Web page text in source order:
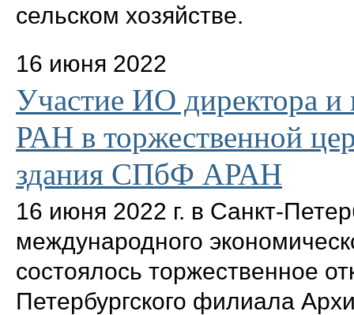
сельском хозяйстве.
16 июня 2022
Участие ИО директора
РАН в торжественной
здания СПбФ АРАН
16 июня 2022 г. в Санкт-
международного
состоялось торжественное
Петербургского филиала